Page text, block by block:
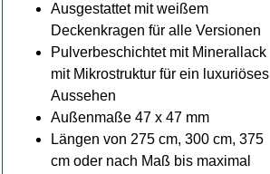
Ausgestattet mit weißem
Deckenkragen für alle Versionen
Pulverbeschichtet mit Minerallack
mit Mikrostruktur für ein luxuriöses
Aussehen
Außenmaße 47 x 47 mm
Längen von 275 cm, 300 cm, 375
cm oder nach Maß bis maximal